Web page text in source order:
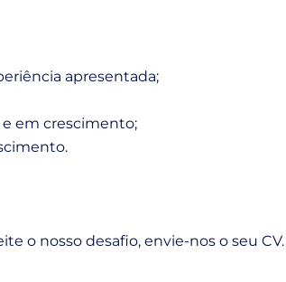
apresentada;
em crescimento;
o nosso desafio, envie-nos o seu CV.